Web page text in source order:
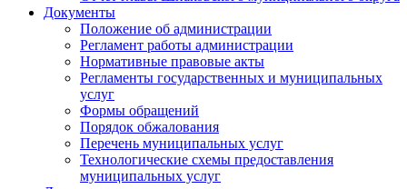
Документы
Положение об администрации
Регламент работы администрации
Нормативные правовые акты
Регламенты государственных и муниципальных
услуг
Формы обращений
Порядок обжалования
Перечень муниципальных услуг
Технологические схемы предоставления
муниципальных услуг